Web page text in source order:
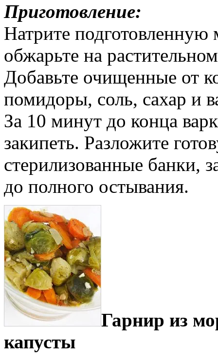
Приготовление:
Натрите подготовленную
обжарьте на
Добавьте очищенные от
помидоры, соль, сахар и
За 10 минут до конца
закипеть. Разложите
стерилизованные банки,
до полного остывания.
Гарнир из
капусты